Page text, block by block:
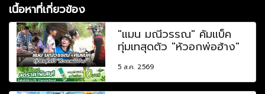
เนื้อหาที่เกี่ยวข้อง
"แมน มณีวรรณ" คัมแบ็ค
ทุ่มเทสุดตัว "หัวอกพ่อฮ้าง"
5 ส.ค. 2569